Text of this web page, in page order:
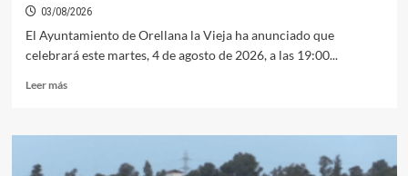
03/08/2026
El Ayuntamiento de Orellana la Vieja ha anunciado que
celebrará este martes, 4 de agosto de 2026, a las 19:00...
Leer másLeer
El
convoca